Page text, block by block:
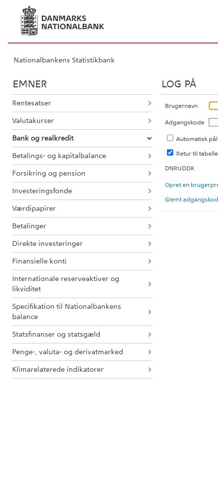
Nationalbankens Statistikbank
EMNER
Rentesatser
Valutakurser
Bank og realkredit
Betalings- og kapitalbalance
Forsikring og pension
Investeringsfonde
Værdipapirer
Betalinger
Direkte investeringer
Finansielle konti
Internationale reserveaktiver og
likviditet
Specifikation til Nationalbankens
balance
Statsfinanser og statsgæld
Penge-, valuta- og derivatmarked
Klimarelaterede indikatorer
LOG PÅ
Brugernavn
Adgangskode
Automatisk
Retur til
DNRUDDK
Opret en
Glemt